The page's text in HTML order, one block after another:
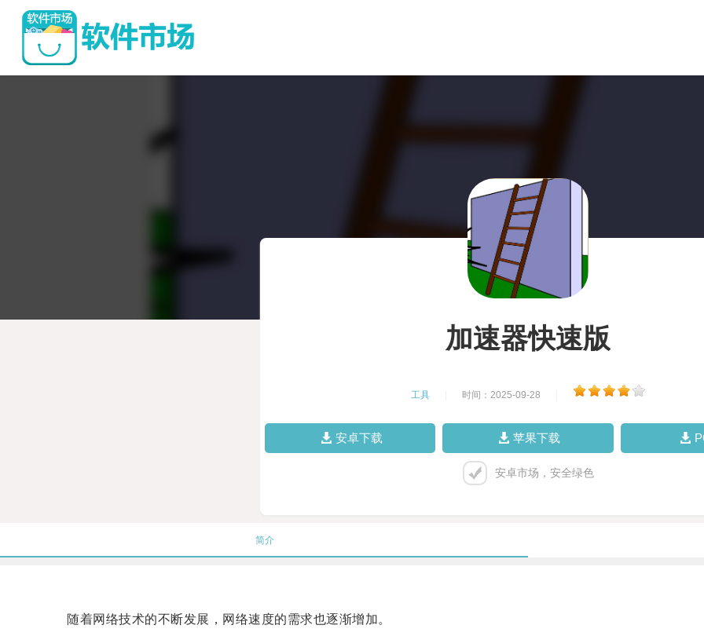
加速器快速版
工具 时间：2025-09-28
安卓下载 苹果下载
安卓市场，安全绿色
简介
随着网络技术的不断发展，网络速度的需求也逐渐增加。